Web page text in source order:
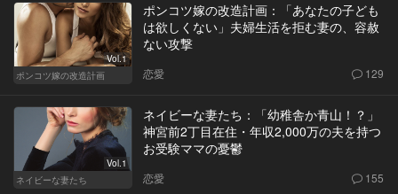
Vol.1
ポンコツ嫁の改造計画
ポンコツ嫁の改造計画：「あなたの子ども
は欲しくない」夫婦生活を拒む妻の、容赦
ない攻撃
恋愛 129
Vol.1
ネイビーな妻たち
ネイビーな妻たち：「幼稚舎か青山！？」
神宮前2丁目在住・年収2,000万の夫を持つ
お受験ママの憂鬱
恋愛 155